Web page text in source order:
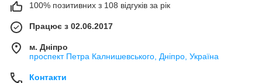
100% позитивних з 108 відгуків за рік
Працює з 02.06.2017
м. Дніпро
проспект Петра Калнишевського, Дніпро, Україна
Контакти